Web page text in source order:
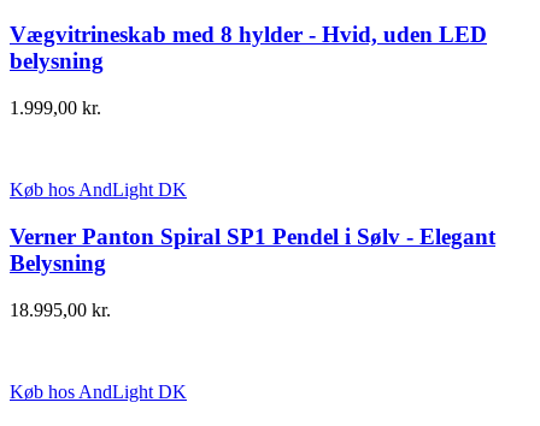
Vægvitrineskab med 8 hylder - Hvid, uden LED
belysning
1.999,00 kr.
Køb hos AndLight DK
Verner Panton Spiral SP1 Pendel i Sølv - Elegant
Belysning
18.995,00 kr.
Køb hos AndLight DK